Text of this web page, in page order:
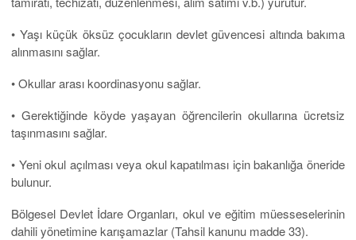
• Yaşı küçük öksüz çocukların devlet güvencesi altında bakıma
alınmasını sağlar.
• Okullar arası koordinasyonu sağlar.
• Gerektiğinde köyde yaşayan öğrencilerin okullarına ücretsiz
taşınmasını sağlar.
• Yeni okul açılması veya okul kapatılması için bakanlığa öneride
bulunur.
Bölgesel Devlet İdare Organları, okul ve eğitim müesseselerinin
dahili yönetimine karışamazlar (Tahsil kanunu madde 33).